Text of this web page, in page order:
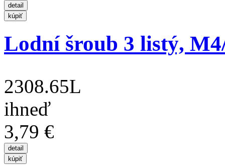
Lodní šroub 3 listý,
2308.65L
ihneď
3,79 €